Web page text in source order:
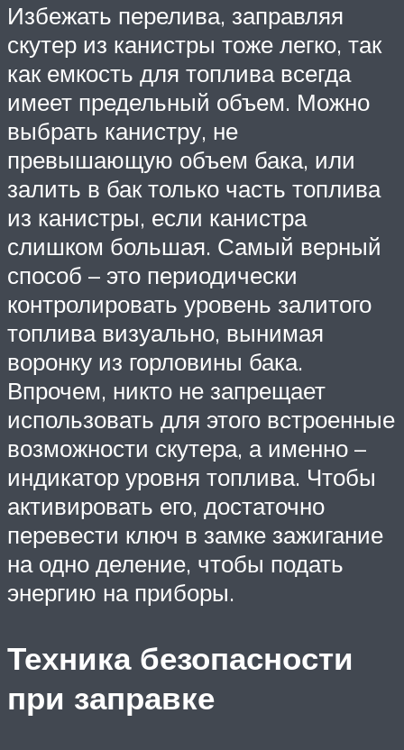
Избежать перелива, заправляя
скутер из канистры тоже легко, так
как емкость для топлива всегда
имеет предельный объем. Можно
выбрать канистру, не
превышающую объем бака, или
залить в бак только часть топлива
из канистры, если канистра
слишком большая. Самый верный
способ – это периодически
контролировать уровень залитого
топлива визуально, вынимая
воронку из горловины бака.
Впрочем, никто не запрещает
использовать для этого встроенные
возможности скутера, а именно –
индикатор уровня топлива. Чтобы
активировать его, достаточно
перевести ключ в замке зажигание
на одно деление, чтобы подать
энергию на приборы.
Техника безопасности
при заправке